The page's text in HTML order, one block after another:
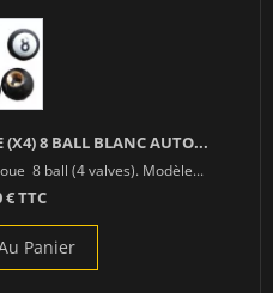
(X4) 8 BALL BLANC AUTO...
8 ball (4 valves). Modèle...
€ TTC
Panier